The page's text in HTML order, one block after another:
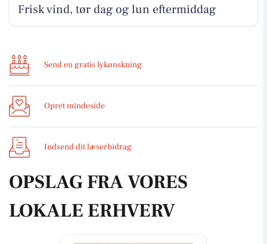
Frisk vind, tør dag og lun eftermiddag
Send en gratis lykønskning
Opret mindeside
Indsend dit læserbidrag
OPSLAG FRA VORES
LOKALE ERHVERV